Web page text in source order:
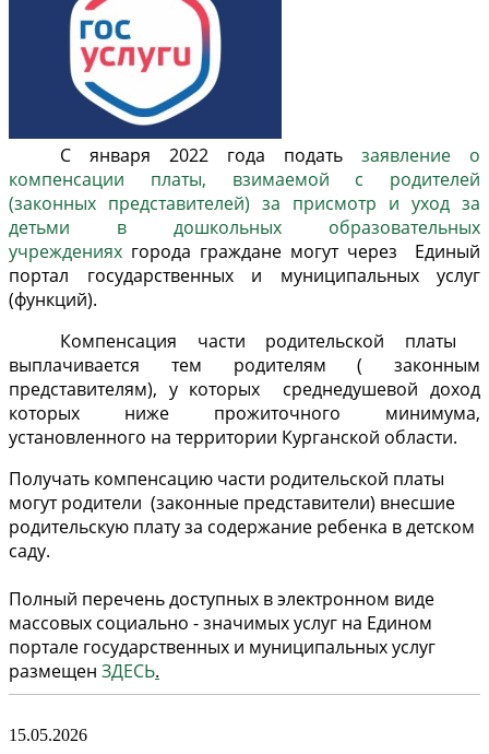
С января 2022 года податьзаявление о
компенсации платы, взимаемой с родителей
(законных представителей) за присмотр и уход за
детьми в дошкольных образовательных
учреждениях города граждане могут через Единый
портал государственных и муниципальных услуг
(функций).
Компенсация части родительской платы
выплачивается тем родителям ( законным
представителям), у которых среднедушевой доход
которых ниже прожиточного минимума,
установленного на территории Курганской области.
Получать компенсацию части родительской платы
могут родители (законные представители) внесшие
родительскую плату за содержание ребенка в детском
саду.
Полный перечень доступных в электронном виде
массовых социально - значимых услуг на Едином
портале государственных и муниципальных услуг
размещен ЗДЕСЬ.
15.05.2026